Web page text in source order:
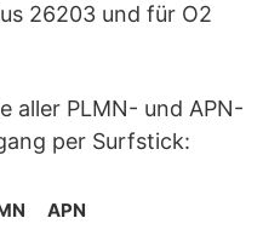
26203 und für O2
aller PLMN- und APN-
per Surfstick:
APN